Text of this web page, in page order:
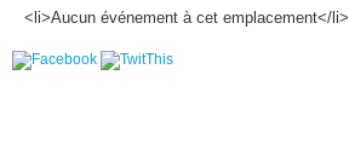
<li>Aucun événement à cet emplacement</li>